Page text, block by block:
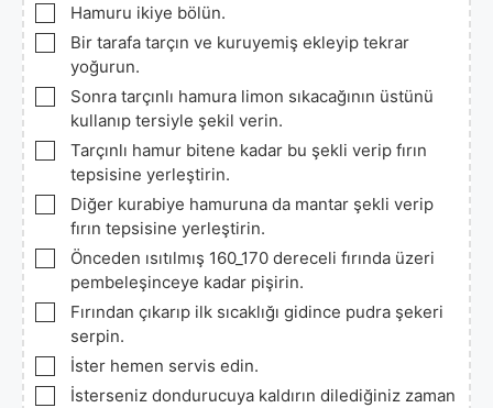
▢
Hamuru ikiye bölün.
▢
Bir tarafa tarçın ve kuruyemiş ekleyip tekrar
yoğurun.
▢
Sonra tarçınlı hamura limon sıkacağının üstünü
kullanıp tersiyle şekil verin.
▢
Tarçınlı hamur bitene kadar bu şekli verip fırın
tepsisine yerleştirin.
▢
Diğer kurabiye hamuruna da mantar şekli verip
fırın tepsisine yerleştirin.
▢
Önceden ısıtılmış 160_170 dereceli fırında üzeri
pembeleşinceye kadar pişirin.
▢
Fırından çıkarıp ilk sıcaklığı gidince pudra şekeri
serpin.
▢
İster hemen servis edin.
▢
İsterseniz dondurucuya kaldırın dilediğiniz zaman